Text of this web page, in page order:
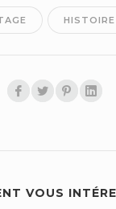
HISTOIRE
VOUS